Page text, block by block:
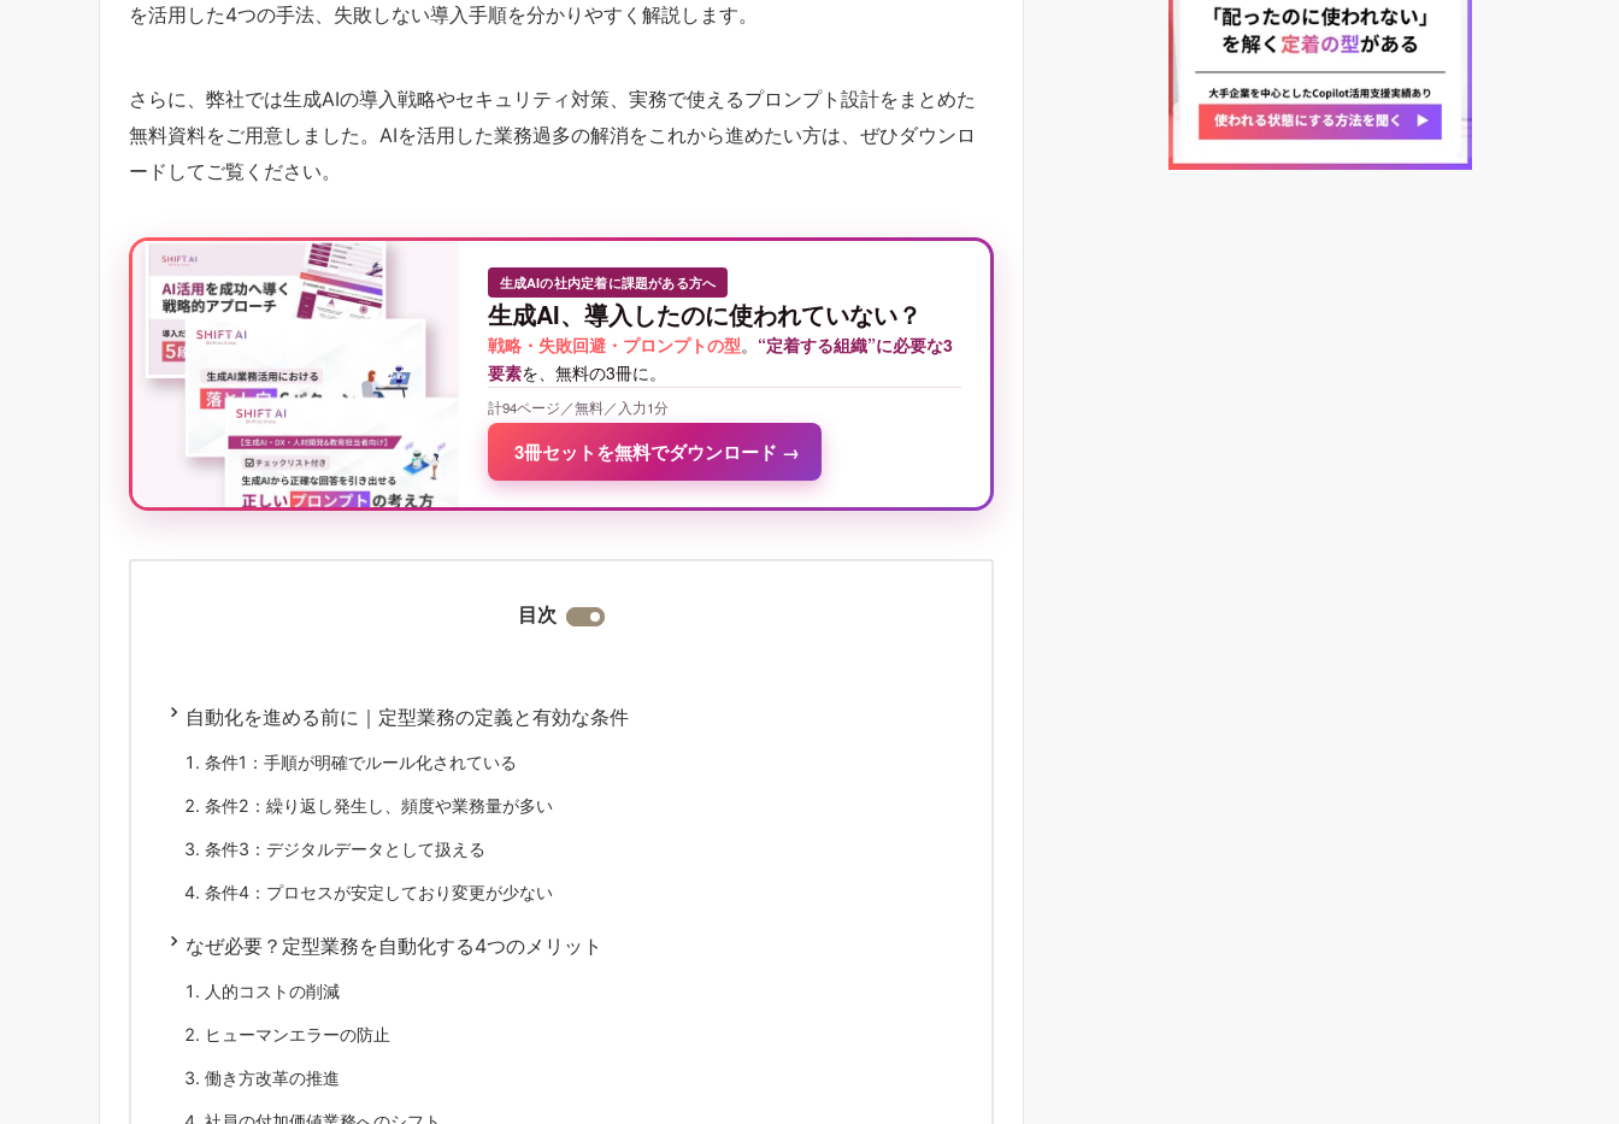
を活用した4つの手法、失敗しない導入手順を分かりやすく解説します。
さらに、弊社では生成AIの導入戦略やセキュリティ対策、実務で使えるプロンプト設計をまとめた
無料資料をご用意しました。AIを活用した業務過多の解消をこれから進めたい方は、ぜひダウンロ
ードしてご覧ください。
生成AIの社内定着に課題がある方へ
生成AI、導入したのに使われていない？
戦略・失敗回避・プロンプトの型。 “定着する組織”に必要な3
要素を、無料の3冊に。
計94ページ／無料／入力1分
3冊セットを無料でダウンロード →
目次
自動化を進める前に｜定型業務の定義と有効な条件
条件1：手順が明確でルール化されている
条件2：繰り返し発生し、頻度や業務量が多い
条件3：デジタルデータとして扱える
条件4：プロセスが安定しており変更が少ない
なぜ必要？定型業務を自動化する4つのメリット
人的コストの削減
ヒューマンエラーの防止
働き方改革の推進